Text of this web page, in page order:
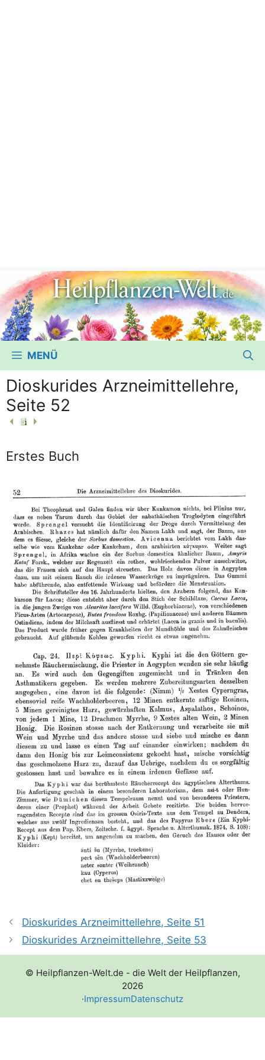
MENÜ
Dioskurides Arzneimittellehre,
Seite 52
Erstes Buch
Dioskurides Arzneimittellehre, Seite 51
Dioskurides Arzneimittellehre, Seite 53
© Heilpflanzen-Welt.de - die Welt der Heilpflanzen,
2026
·ImpressumDatenschutz